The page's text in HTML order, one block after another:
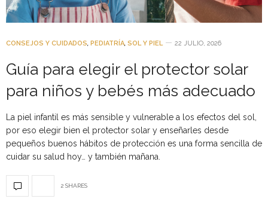
CONSEJOS Y CUIDADOS, PEDIATRÍA, SOL Y PIEL 22 JULIO, 2026
Guía para elegir el protector solar
para niños y bebés más adecuado
La piel infantil es más sensible y vulnerable a los efectos del sol,
por eso elegir bien el protector solar y enseñarles desde
pequeños buenos hábitos de protección es una forma sencilla de
cuidar su salud hoy… y también mañana.
2 SHARES